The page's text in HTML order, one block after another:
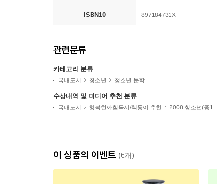
ISBN10 897184731X
관련분류
카테고리 분류
국내도서 청소년 청소년 문학
수상내역 및 미디어 추천 분류
국내도서 행복한아침독서/책둥이 추천 2008 청소년(중
이 상품의 이벤트 (6개)